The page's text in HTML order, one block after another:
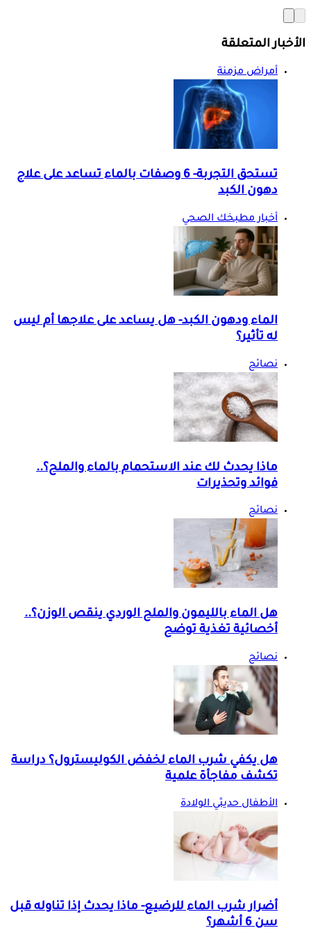
الأخبار المتعلقة
أمراض مزمنة
تستحق التجربة- 6 وصفات بالماء تساعد على علاج
دهون الكبد
أخبار مطبخك الصحي
الماء ودهون الكبد- هل يساعد على علاجها أم ليس
له تأثير؟
نصائح
ماذا يحدث لك عند الاستحمام بالماء والملح؟..
فوائد وتحذيرات
نصائح
هل الماء بالليمون والملح الوردي ينقص الوزن؟..
أخصائية تغذية توضح
نصائح
هل يكفي شرب الماء لخفض الكوليسترول؟ دراسة
تكشف مفاجأة علمية
الأطفال حديثي الولادة
أضرار شرب الماء للرضيع- ماذا يحدث إذا تناوله قبل
سن 6 أشهر؟